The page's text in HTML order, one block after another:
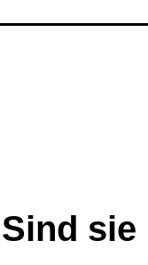
Sind sie